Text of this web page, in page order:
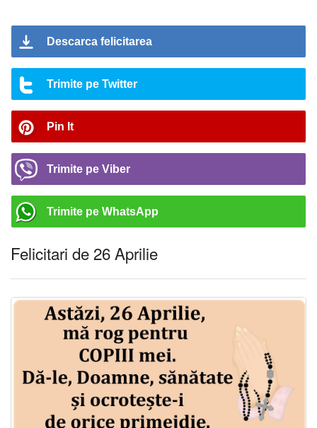
Descarca felicitarea
Trimite pe Twitter
Pin It
Trimite pe Viber
Trimite pe WhatsApp
Felicitari de 26 Aprilie